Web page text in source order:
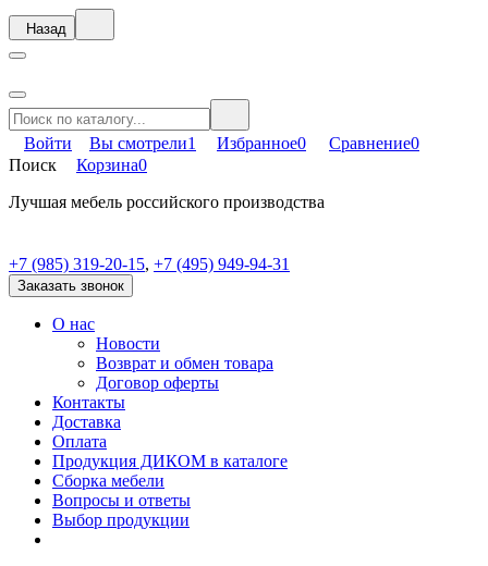
Назад
Войти Вы смотрели1 Избранное0 Сравнение0
Поиск
Корзина0
Лучшая мебель российского производства
+7 (985) 319-20-15, +7 (495) 949-94-31
Заказать звонок
О нас
Новости
Возврат и обмен товара
Договор оферты
Контакты
Доставка
Оплата
Продукция ДИКОМ в каталоге
Сборка мебели
Вопросы и ответы
Выбор продукции